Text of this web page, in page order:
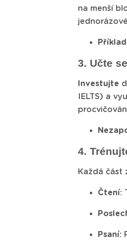
na menší
3. Učte
Investujte
IELTS) a
4.
Každá část
Čtení:
Psaní: